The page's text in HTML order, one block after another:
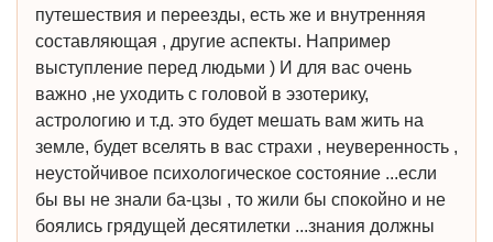
путешествия и переезды, есть же и внутренняя
составляющая , другие аспекты. Например
выступление перед людьми ) И для вас очень
важно ,не уходить с головой в эзотерику,
астрологию и т.д. это будет мешать вам жить на
земле, будет вселять в вас страхи , неуверенность ,
неустойчивое психологическое состояние ...если
бы вы не знали ба-цзы , то жили бы спокойно и не
боялись грядущей десятилетки ...знания должны